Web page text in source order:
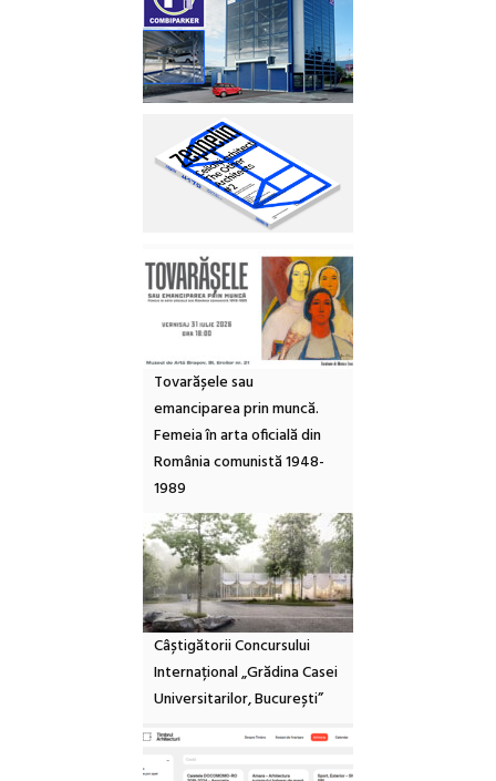
Tovarășele sau
emanciparea prin muncă.
Femeia în arta oficială din
România comunistă 1948-
1989
Câștigătorii Concursului
Internațional „Grădina Casei
Universitarilor, București”